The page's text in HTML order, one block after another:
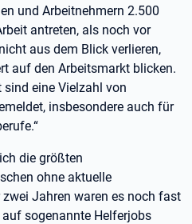
und Arbeitnehmern 2.500
antreten, als noch vor
aus dem Blick verlieren,
auf den Arbeitsmarkt blicken.
sind eine Vielzahl von
insbesondere auch für
die größten
ohne aktuelle
Jahren waren es noch fast
sogenannte Helferjobs